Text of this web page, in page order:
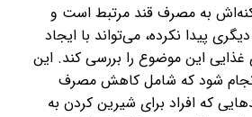
به مصرف قند مرتبط است و
پیدا نکرده، می‌تواند با ایجاد
این موضوع را بررسی کند. این
انجام شود که شامل کاهش مصرف
که افراد برای شیرین کردن به